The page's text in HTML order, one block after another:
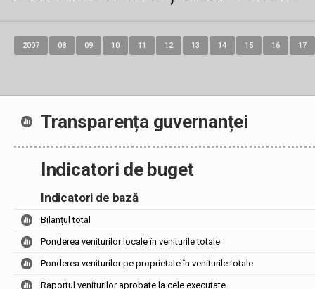
2007 08 09 10 11 12 13 14 15 16 17
Transparența guvernanței
Indicatori de buget
Indicatori de bază
Bilanțul total
Ponderea veniturilor locale în veniturile totale
Ponderea veniturilor pe proprietate în veniturile totale
Raportul veniturilor aprobate la cele executate